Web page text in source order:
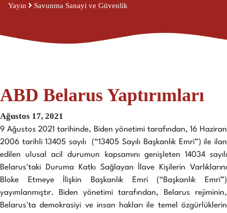
Yayın Savunma Sanayi ve Güvenlik
ABD Belarus Yaptırımları
Ağustos 17, 2021
9 Ağustos 2021 tarihinde, Biden yönetimi tarafından, 16 Haziran
2006 tarihli 13405 sayılı (“13405 Sayılı Başkanlık Emri”) ile ilan
edilen ulusal acil durumun kapsamını genişleten 14034 sayılı
Belarus'taki Duruma Katkı Sağlayan İlave Kişilerin Varlıklarını
Bloke Etmeye İlişkin Başkanlık Emri (“Başkanlık Emri”)
yayımlanmıştır. Biden yönetimi tarafından, Belarus rejiminin,
Belarus'ta demokrasiyi ve insan hakları ile temel özgürlüklerin